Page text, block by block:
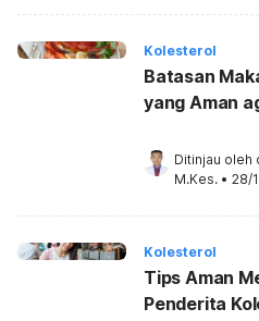
Kolesterol
Batasan
yang Aman
Ditinjau oleh
M.Kes. • 28/
Kolesterol
Tips Aman
Penderita